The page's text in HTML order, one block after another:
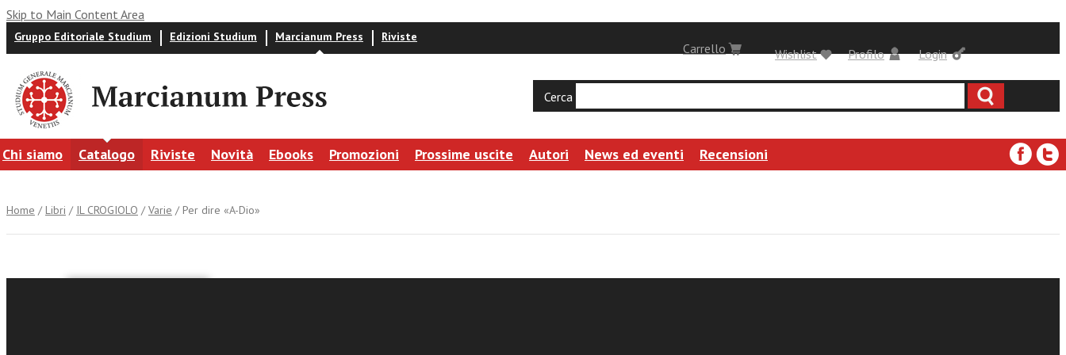
Skip to Main Content Area
Gruppo Editoriale Studium Edizioni Studium Marcianum Press Riviste
Login
Carrello Profilo
Wishlist
Cerca
Chi siamo Catalogo Riviste Novità Ebooks Promozioni Prossime uscite Autori News ed eventi Recensioni
Home / Libri / IL CROGIOLO /Varie / Per dire «A-Dio»